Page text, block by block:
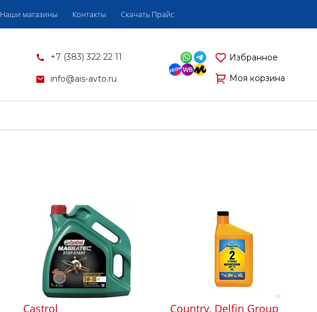
Наши магазины Контакты Скачать Прайс
+7 (383) 322 22 11
info@ais-avto.ru
Избранное
Моя корзина
Castrol Country, Delfin Group